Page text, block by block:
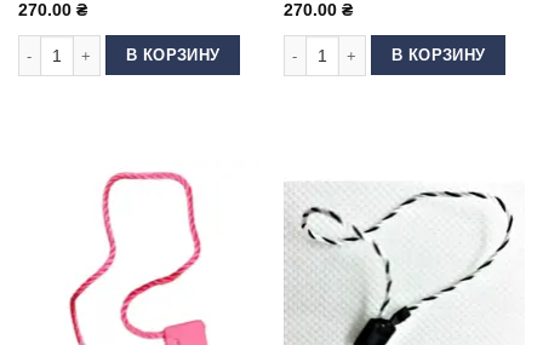
270.00 ₴
Количество товара Пломба для одежды и сумок зеленый
В КОРЗИНУ
270.00 ₴
Количество товара Пломба для
В КОРЗИНУ